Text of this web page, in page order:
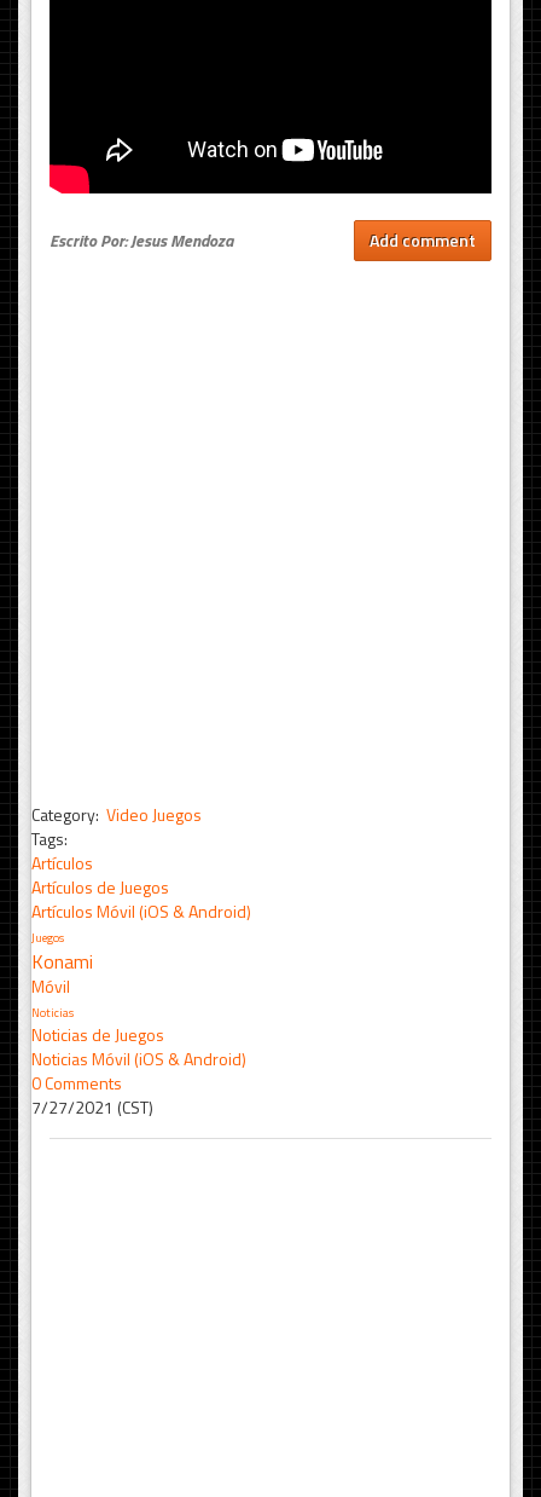
Escrito Por: Jesus Mendoza Add comment
Category: Video Juegos
Tags:
Artículos
Artículos de Juegos
Artículos Móvil (iOS & Android)
Juegos
Konami
Móvil
Noticias
Noticias de Juegos
Noticias Móvil (iOS & Android)
0 Comments
7/27/2021 (CST)